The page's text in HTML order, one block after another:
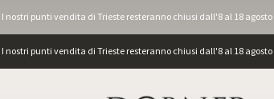
I nostri punti vendita di Trieste resteranno chiusi dall'8 al 18
I nostri punti vendita di Trieste resteranno chiusi dall'8 al 18